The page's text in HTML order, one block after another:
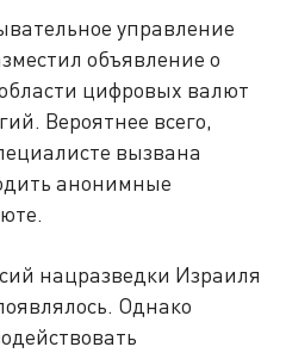
управление
объявление о
цифровых валют
Вероятнее всего,
вызвана
анонимные
нацразведки Израиля
Однако